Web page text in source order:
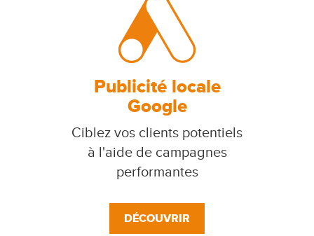
Publicité locale
Google
Ciblez vos clients potentiels
à l'aide de campagnes
performantes
DÉCOUVRIR